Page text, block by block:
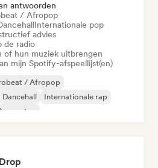
antwoorden
/ Afropop
Internationale pop
advies
de radio
hun muziek uitbrengen
mijn Spotify-afspeellijst(en)
/ Afropop
Dancehall
Internationale rap